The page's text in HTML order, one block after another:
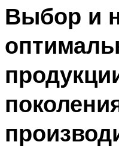
Выбор и